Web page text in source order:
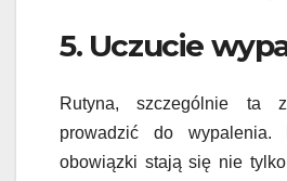
5. Uczucie
Rutyna, szczególnie ta
prowadzić do wypalenia.
obowiązki stają się nie